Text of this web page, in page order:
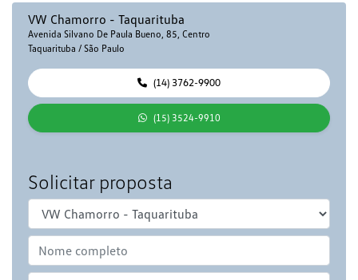
VW Chamorro - Taquarituba
Avenida Silvano De Paula Bueno, 85, Centro
Taquarituba / São Paulo
(14) 3762-9900
(15) 3524-9910
Solicitar proposta